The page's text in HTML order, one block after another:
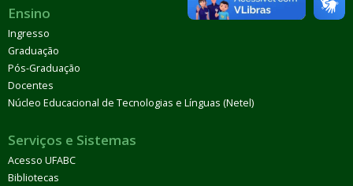
Ensino
Ingresso
Graduação
Pós-Graduação
Docentes
Núcleo Educacional de Tecnologias e Línguas (Netel)
Serviços e Sistemas
Acesso UFABC
Bibliotecas